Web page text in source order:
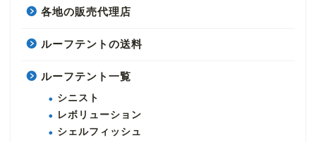
各地の販売代理店
ルーフテントの送料
ルーフテント一覧
シニスト
レボリューション
シェルフィッシュ